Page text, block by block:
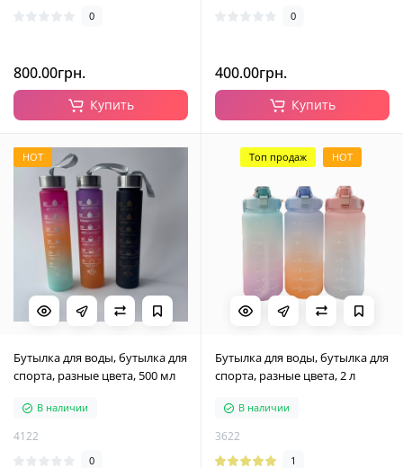
0
800.00грн.
Купить
0
400.00грн.
Купить
HOT
Бутылка для воды, бутылка для
спорта, разные цвета, 500 мл
В наличии
4122
0
Топ продаж HOT
Бутылка для воды, бутылка для
спорта, разные цвета, 2 л
В наличии
3622
1